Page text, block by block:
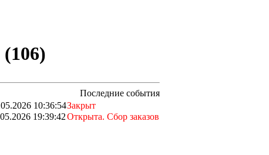
Последние события
10:36:54Закрыт
19:39:42Открыта. Сбор заказов